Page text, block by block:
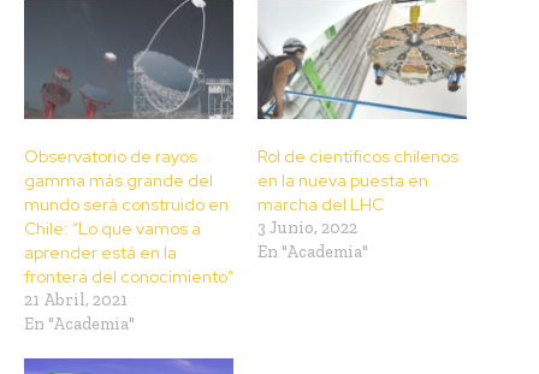
Observatorio de rayos
gamma más grande del
mundo será construido en
Chile: “Lo que vamos a
aprender está en la
frontera del conocimiento”
21 Abril, 2021
En "Academia"
Rol de científicos chilenos
en la nueva puesta en
marcha del LHC
3 Junio, 2022
En "Academia"